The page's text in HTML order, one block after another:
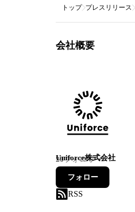
トップ プレスリリース
会社概要
Uniforce株式会社
20フォロワー
フォロー
RSS